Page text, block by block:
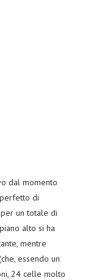
dal momento
di
un totale di
alto si ha
mentre
essendo un
24 celle molto